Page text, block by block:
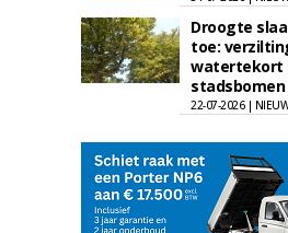
Droogte
toe:
watertekort
22-07-2026 |